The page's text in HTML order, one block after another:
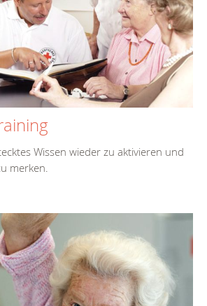
Wissen wieder zu aktivieren und
merken.